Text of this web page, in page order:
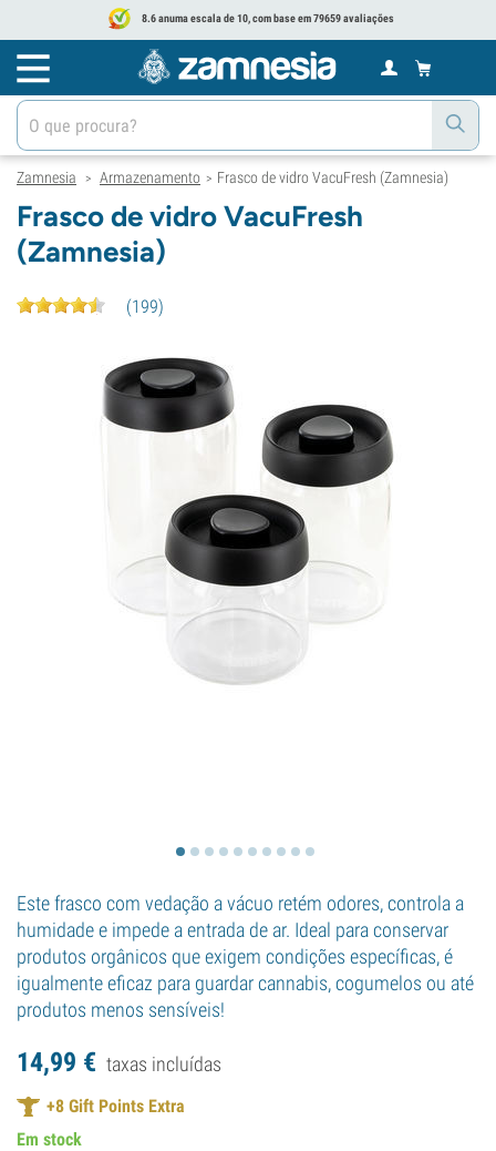
8.6 anuma escala de 10, com base em 79659 avaliações
Zamnesia > Armazenamento > Frasco de vidro VacuFresh (Zamnesia)
Frasco de vidro VacuFresh
(Zamnesia)
(199)
Este frasco com vedação a vácuo retém odores, controla a
humidade e impede a entrada de ar. Ideal para conservar
produtos orgânicos que exigem condições específicas, é
igualmente eficaz para guardar cannabis, cogumelos ou até
produtos menos sensíveis!
14,99 € taxas incluídas
+8 Gift Points Extra
Em stock